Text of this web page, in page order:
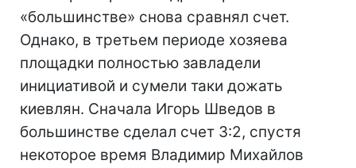
«большинстве» снова сравнял счет.
Однако, в третьем периоде хозяева
площадки полностью завладели
инициативой и сумели таки дожать
киевлян. Сначала Игорь Шведов в
большинстве сделал счет 3:2, спустя
некоторое время Владимир Михайлов